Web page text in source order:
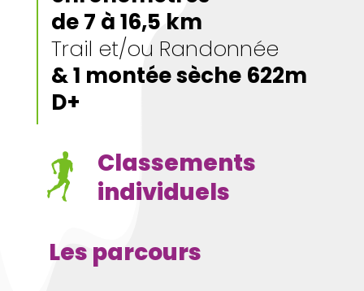
de 7 à 16,5 km
Trail et/ou Randonnée
& 1 montée sèche 622m
D+
Classements
individuels
Les parcours